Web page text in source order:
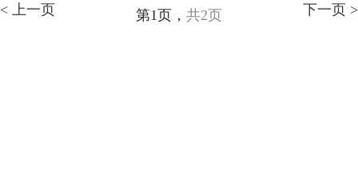
< 上一页 第1页， 共2页 下一页 >